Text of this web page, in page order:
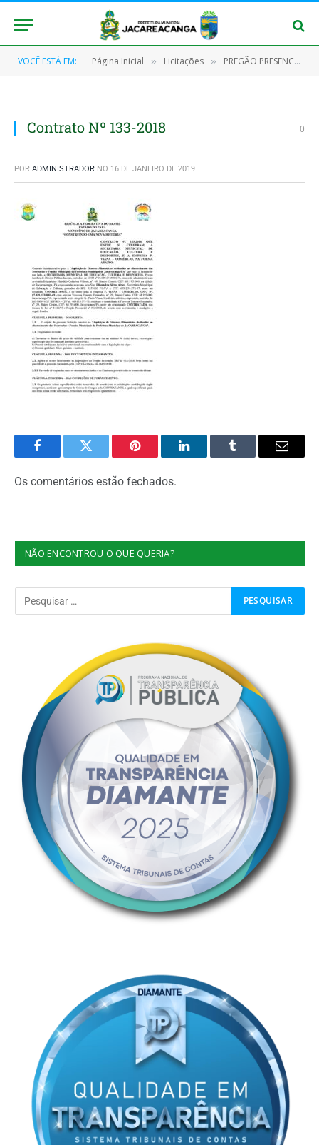
VOCÊ ESTÁ EM: Página Inicial » Licitações » PREGÃO PRESENCIAL Nº 012/2018 – SRP
Contrato Nº 133-2018 0
POR ADMINISTRADOR NO 16 DE JANEIRO DE 2019
FacebookTwitter Pinterest O
Tumblr
E-
Os comentários estão fechados.
NÃO ENCONTROU O QUE QUERIA?